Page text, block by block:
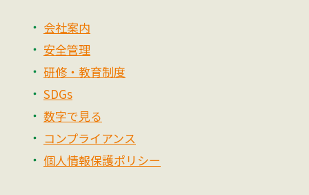
会社案内
安全管理
研修・教育制度
SDGs
数字で見る
コンプライアンス
個人情報保護ポリシー